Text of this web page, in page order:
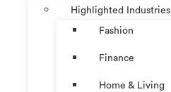
Highlighted Industries
Fashion
Finance
Home & Living